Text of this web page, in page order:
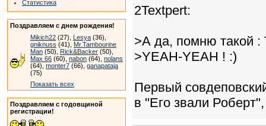
Статистика
Поздравляем с днем рождения!
Mikich22 (27), Lesya (36),
gniknuss (41), Mr.Tambourine
Man (50), Rick&Backer (50),
Max 66 (60), nabon (64), nolans
(64), monter7 (66), ganapataja
(75)
Показать всех
Поздравляем с годовщиной
регистрации!
2Textpert:
>А да, помню такой
>YEAH-YEAH ! :)
Первый
в "Его звали